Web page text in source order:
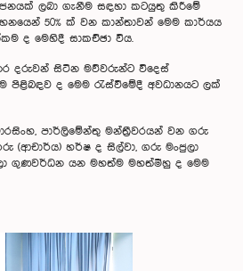
ලබා ගැනීම සඳහා කටයුතු කිරීමේ
50% ක් වන කාන්තාවන් මෙම කාර්යය
ද මෙහිදී සාකච්ඡා විය.
දරුවන් සිටින මව්වරුන්ට විදෙස්
පිළිබඳව ද මෙම රැස්වීමේදී අවධානයට ලක්
පාර්ලිමේන්තු මන්ත්‍රීවරයන් වන ගරු
(ආචාර්ය) හර්ෂ ද සිල්වා, ගරු මංජුලා
ගුණවර්ධන යන මහත්ම මහත්මීහු ද මෙම